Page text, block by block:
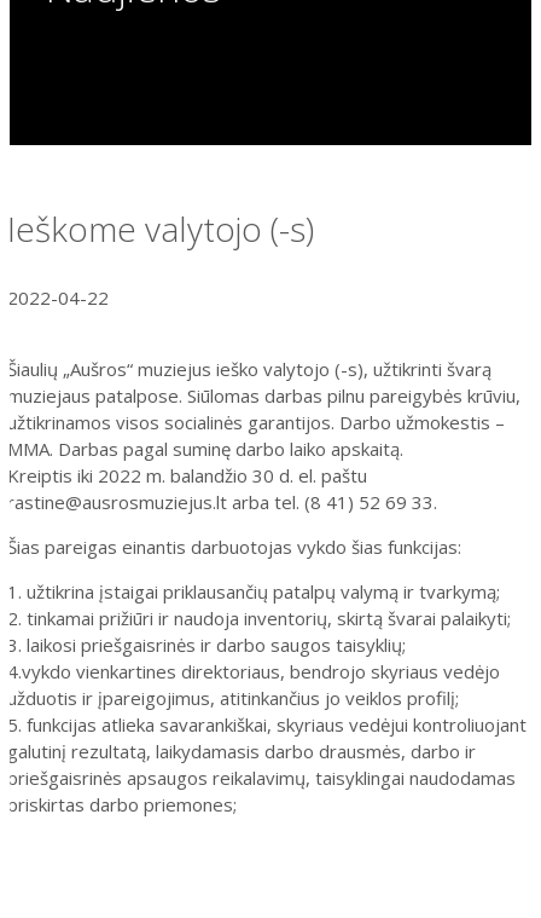
Ieškome valytojo (-s)
2022-04-22
Šiaulių „Aušros“ muziejus ieško valytojo (-s), užtikrinti švarą
muziejaus patalpose. Siūlomas darbas pilnu pareigybės krūviu,
užtikrinamos visos socialinės garantijos. Darbo užmokestis –
MMA. Darbas pagal suminę darbo laiko apskaitą.
Kreiptis iki 2022 m. balandžio 30 d. el. paštu
rastine@ausrosmuziejus.lt arba tel. (8 41) 52 69 33.
Šias pareigas einantis darbuotojas vykdo šias funkcijas:
1. užtikrina įstaigai priklausančių patalpų valymą ir tvarkymą;
2. tinkamai prižiūri ir naudoja inventorių, skirtą švarai palaikyti;
3. laikosi priešgaisrinės ir darbo saugos taisyklių;
4.vykdo vienkartines direktoriaus, bendrojo skyriaus vedėjo
užduotis ir įpareigojimus, atitinkančius jo veiklos profilį;
5. funkcijas atlieka savarankiškai, skyriaus vedėjui kontroliuojant
galutinį rezultatą, laikydamasis darbo drausmės, darbo ir
priešgaisrinės apsaugos reikalavimų, taisyklingai naudodamas
priskirtas darbo priemones;